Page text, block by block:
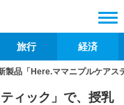
旅行 経済
製品「Here.ママニプルケアス
ィック」で、授乳